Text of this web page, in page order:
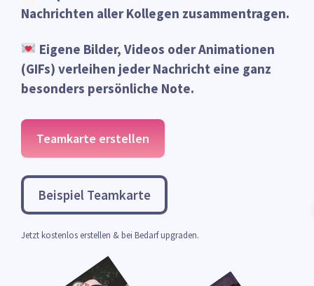
Nachrichten aller Kollegen zusammentragen.
Eigene Bilder, Videos oder Animationen
(GIFs) verleihen jeder Nachricht eine ganz
besonders persönliche Note.
Teamkarte erstellen
Beispiel Teamkarte
Jetzt kostenlos erstellen & bei Bedarf upgraden.